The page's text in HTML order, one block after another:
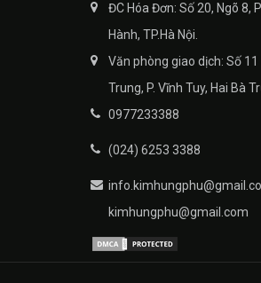
ĐC Hóa Đơn: Số 20, Ngõ 8,
Hành, TP.Hà Nội.
Văn phòng giao dịch: Số
Trung, P. Vĩnh Tuy, Hai Bà
0977233388
(024) 6253 3388
kimhungphu@gmail.com